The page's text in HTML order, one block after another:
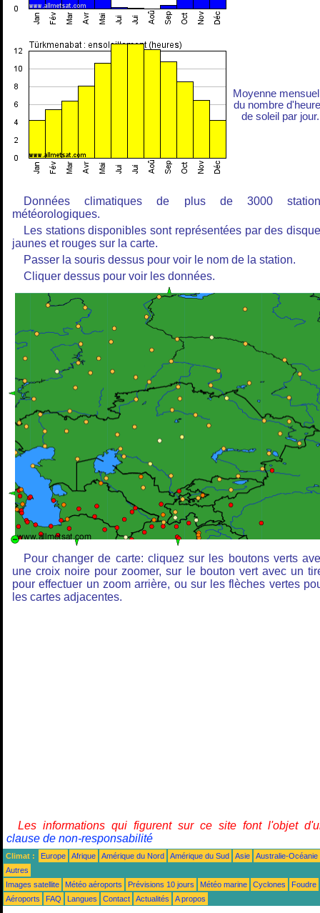
Moyenne
du nombre
de soleil par jour.
Données climatiques de plus de 3000
météorologiques.
Les stations disponibles sont représentées par des
jaunes et rouges sur la carte.
Passer la souris dessus pour voir le nom de la station.
Cliquer dessus pour voir les données.
Pour changer de carte: cliquez sur les boutons verts
une croix noire pour zoomer, sur le bouton vert avec un
pour effectuer un zoom arrière, ou sur les flèches vertes
les cartes adjacentes.
Les informations qui figurent sur ce site font l'objet
clause de non-responsabilité
Climat : Europe Afrique Amérique du Nord Amérique du Sud Asie
Australie-Océanie
Autres
Images satellite
Météo aéroports Prévisions 10 jours Météo marine Cyclones
Foudre
Aéroports
FAQ Langues Contact Actualités A propos